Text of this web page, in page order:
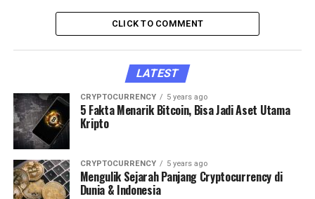
CLICK TO COMMENT
LATEST
CRYPTOCURRENCY 5 years ago
5 Fakta Menarik Bitcoin, Bisa Jadi Aset Utama
Kripto
CRYPTOCURRENCY 5 years ago
Mengulik Sejarah Panjang Cryptocurrency di
Dunia & Indonesia